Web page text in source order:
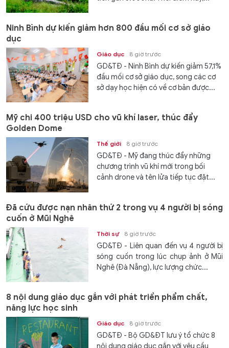
Ninh Bình dự kiến giảm hơn 800 đầu mối cơ sở giáo
dục
Giáo dục 8 giờ trước
GD&TĐ - Ninh Bình dự kiến giảm 57,1%
đầu mối cơ sở giáo dục, song các cơ
sở dạy học hiện có về cơ bản được...
Mỹ chi 400 triệu USD cho vũ khí laser, thúc đẩy
Golden Dome
Thế giới 8 giờ trước
GD&TĐ - Mỹ đang thúc đẩy những
chương trình vũ khí mới trong bối
cảnh drone và tên lửa tiếp tục đặt...
Đã cứu được nạn nhân thứ 2 trong vụ 4 người bị sóng
cuốn ở Mũi Nghê
Thời sự 8 giờ trước
GD&TĐ - Liên quan đến vụ 4 người bị
sóng cuốn trong lúc chụp ảnh ở Mũi
Nghê (Đà Nẵng), lực lượng chức...
8 nội dung giáo dục gắn với phát triển phẩm chất,
năng lực học sinh
Giáo dục 8 giờ trước
GD&TĐ - Bộ GD&ĐT lưu ý tổ chức 8